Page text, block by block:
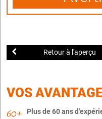
Retour à l'aperçu
VOS
Plus de 60 ans